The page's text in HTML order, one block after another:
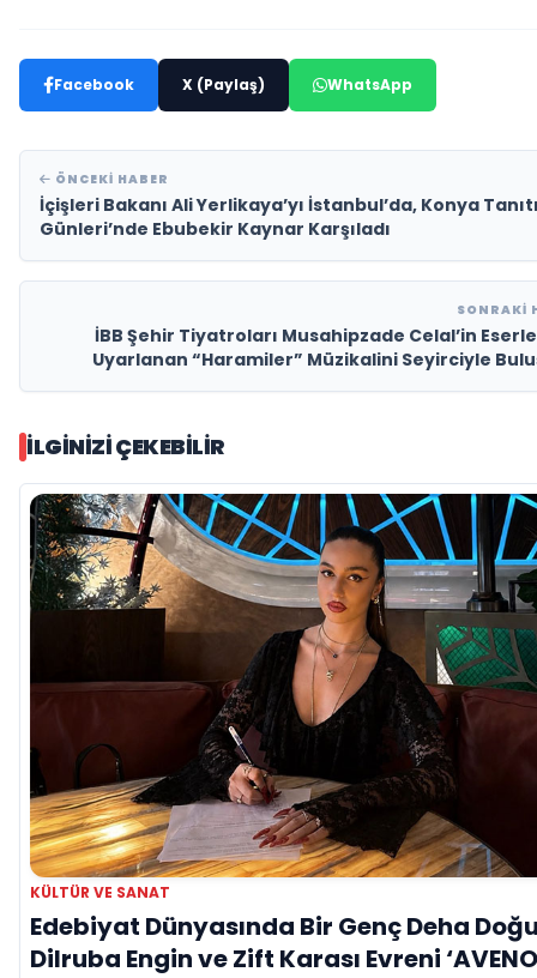
Facebook X (Paylaş) WhatsApp
ÖNCEKI HABER
İçişleri Bakanı Ali Yerlikaya’yı İstanbul’da, Konya
Günleri’nde Ebubekir Kaynar Karşıladı
SONRAKI
İBB Şehir Tiyatroları Musahipzade Celal’in
Uyarlanan “Haramiler” Müzikalini Seyirciyle
İLGINIZI ÇEKEBILIR
KÜLTÜR VE SANAT
Edebiyat Dünyasında Bir Genç Deha
Dilruba Engin ve Zift Karası Evreni